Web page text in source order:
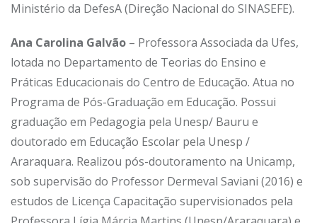
Ministério da DefesA (Direção Nacional do SINASEFE).
Ana Carolina Galvão – Professora Associada da Ufes,
lotada no Departamento de Teorias do Ensino e
Práticas Educacionais do Centro de Educação. Atua no
Programa de Pós-Graduação em Educação. Possui
graduação em Pedagogia pela Unesp/ Bauru e
doutorado em Educação Escolar pela Unesp /
Araraquara. Realizou pós-doutoramento na Unicamp,
sob supervisão do Professor Dermeval Saviani (2016) e
estudos de Licença Capacitação supervisionados pela